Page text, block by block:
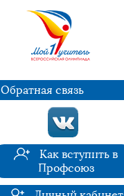
Обратная связь
Как вступить в
Профсоюз